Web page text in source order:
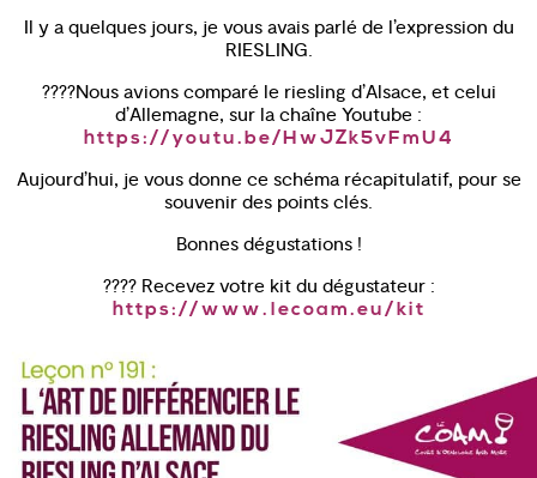
Il y a quelques jours, je vous avais parlé de l’expression du
RIESLING.
????Nous avions comparé le riesling d’Alsace, et celui
d’Allemagne, sur la chaîne Youtube :
https://youtu.be/HwJZk5vFmU4
Aujourd’hui, je vous donne ce schéma récapitulatif, pour se
souvenir des points clés.
Bonnes dégustations !
???? Recevez votre kit du dégustateur :
https://www.lecoam.eu/kit